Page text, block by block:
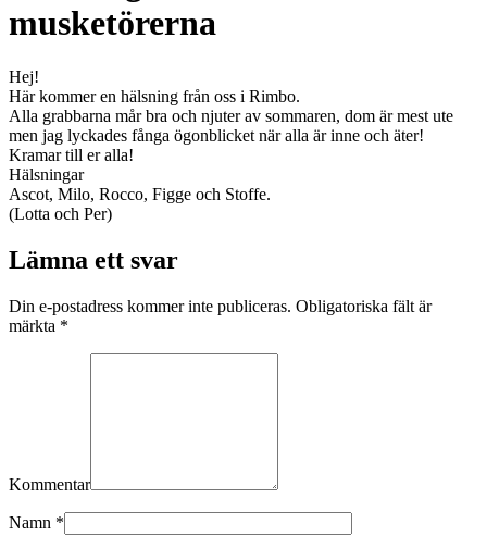
musketörerna
Hej!
Här kommer en hälsning från oss i Rimbo.
Alla grabbarna mår bra och njuter av sommaren, dom är mest ute
men jag lyckades fånga ögonblicket när alla är inne och äter!
Kramar till er alla!
Hälsningar
Ascot, Milo, Rocco, Figge och Stoffe.
(Lotta och Per)
Lämna ett svar
Din e-postadress kommer inte publiceras. Obligatoriska fält är
märkta *
Kommentar
Namn *